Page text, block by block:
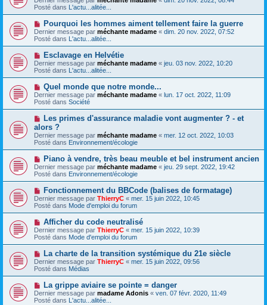
a
g
e
u
m
e
s
a
g
e
u
v
e
a
u
m
e
s
a
g
e
Posté dans L'actu...alitée...
N
o
u
v
e
a
u
m
e
s
s
a
g
e
Pourquoi les hommes aiment tellement faire la guerre
Dernier message par méchante madame « dim. 20 nov. 2022, 07:52
Posté dans L'actu...alitée...
N
o
u
v
a
u
m
e
s
a
g
e
Esclavage en Helvétie
Dernier message par méchante madame « jeu. 03 nov. 2022, 10:20
Posté dans L'actu...alitée...
N
o
u
v
e
a
u
m
e
s
s
a
g
e
Quel monde que notre monde...
Dernier message par méchante madame « lun. 17 oct. 2022, 11:09
Posté dans Société
N
u
v
e
a
m
e
s
s
a
g
e
Les primes d'assurance maladie vont augmenter ? - et
alors ?
Dernier message par méchante madame « mer. 12 oct. 2022, 10:03
Posté dans Environnement/écologie
N
o
u
v
e
a
u
m
e
s
s
a
g
e
Piano à vendre, très beau meuble et bel instrument ancien
Dernier message par méchante madame « jeu. 29 sept. 2022, 19:42
Posté dans Environnement/écologie
N
o
u
v
a
u
m
e
s
a
g
e
Fonctionnement du BBCode (balises de formatage)
Dernier message par ThierryC « mer. 15 juin 2022, 10:45
Posté dans Mode d'emploi du forum
N
o
u
v
e
a
u
m
e
s
a
Afficher du code neutralisé
Dernier message par ThierryC « mer. 15 juin 2022, 10:39
Posté dans Mode d'emploi du forum
N
o
u
v
e
a
u
m
La charte de la transition systémique du 21e siècle
Dernier message par ThierryC « mer. 15 juin 2022, 09:56
Posté dans Médias
N
o
u
La grippe aviaire se pointe = danger
Dernier message par madame Adonis « ven. 07 févr. 2020, 11:49
Posté dans L'actu...alitée...